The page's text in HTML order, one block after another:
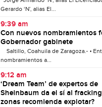
Gerardo ‘N’, alias El...
9:39 am
Con nuevos nombramientos
Gobernador gabinete
Saltillo, Coahuila de Zaragoza.- •
nombramientos a...
9:12 am
‘Dream Team’ de expertos de
Sheinbaum da el sí al
zonas recomienda explotar?